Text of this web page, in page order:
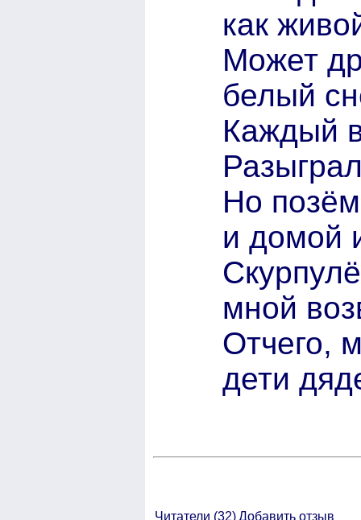
как
Может
белый
Каждый
Но
и домой
мной
Отчего,
дети
Читатели (32)Добавить отзыв